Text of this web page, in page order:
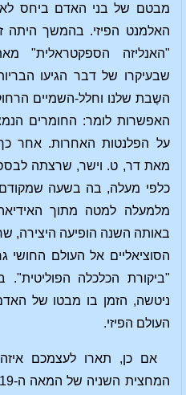
מבטם של בני האדם ביחס
האלמנט הפיזי. בהמשך היתה
"האנליזה הספקטראלית"
שבעיקרו של דבר הגיעו
השֶבת שלנו וחלל-השמיים
האפשרות לומר: החומרים
על הפלנטות האחרות. אחר
מאת דר, ט. וישר, שרצתה
כלפי מעלה, בה בשעה
מלמעלה למטה מתוך
באותה השנה הופיעה היצירה,
הסוציאליים אל העולם החושי
"ביקורת הכלכלה הפוליטית".
ניטשה, הזמן בו מבטו של
העולם הפיזי.
אם כן, תארו לעצמכם